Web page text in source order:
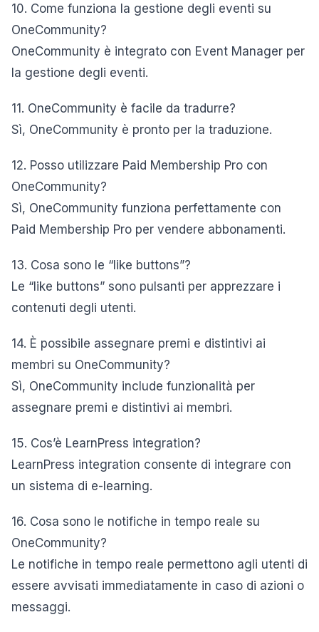
10. Come funziona la gestione degli eventi su
OneCommunity?
OneCommunity è integrato con Event Manager per
la gestione degli eventi.
11. OneCommunity è facile da tradurre?
Sì, OneCommunity è pronto per la traduzione.
12. Posso utilizzare Paid Membership Pro con
OneCommunity?
Sì, OneCommunity funziona perfettamente con
Paid Membership Pro per vendere abbonamenti.
13. Cosa sono le “like buttons”?
Le “like buttons” sono pulsanti per apprezzare i
contenuti degli utenti.
14. È possibile assegnare premi e distintivi ai
membri su OneCommunity?
Sì, OneCommunity include funzionalità per
assegnare premi e distintivi ai membri.
15. Cos’è LearnPress integration?
LearnPress integration consente di integrare con
un sistema di e-learning.
16. Cosa sono le notifiche in tempo reale su
OneCommunity?
Le notifiche in tempo reale permettono agli utenti di
essere avvisati immediatamente in caso di azioni o
messaggi.